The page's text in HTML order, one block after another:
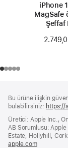
iPhone
MagSafe
Şeffaf
Bilgi
Bu ürüne ilişkin
bulabilirsiniz: https://
Üretici: Apple Inc.,
AB Sorumlusu:
Estate, Hollyhill,
apple.com(yeni